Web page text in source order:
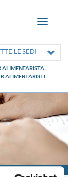
Toggle
LE SEDI
ALIMENTARISTA:
ALIMENTARISTI